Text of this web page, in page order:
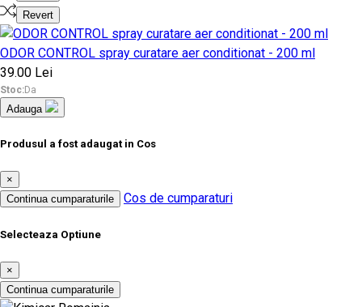
Revert
ODOR CONTROL spray curatare aer conditionat - 200 ml
39.00 Lei
Stoc:Da
Adauga
Produsul a fost adaugat in Cos
×
Continua cumparaturile
Cos de cumparaturi
Selecteaza Optiune
×
Continua cumparaturile